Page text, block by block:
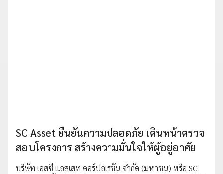
SC Asset ยืนยันความปลอดภัย เดินหน้าตรวจ
สอบโครงการ สร้างความมั่นใจให้ผู้อยู่อาศัย
บริษัท เอสซี แอสเสท คอร์ปอเรชั่น จำกัด (มหาชน) หรือ SC